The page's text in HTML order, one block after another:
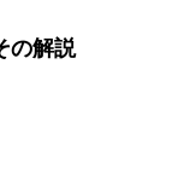
の解説